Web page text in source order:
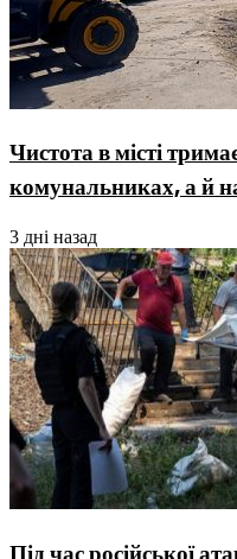
Чистота в місті
комунальниках, а й на
3 дні назад